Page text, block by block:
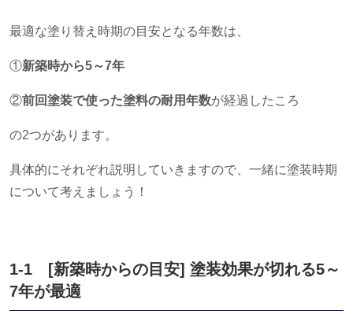
最適な塗り替え時期の目安となる年数は、
①新築時から5～7年
②前回塗装で使った塗料の耐用年数が経過したころ
の2つがあります。
具体的にそれぞれ説明していきますので、一緒に塗装時期
について考えましょう！
1-1 [新築時からの目安] 塗装効果が切れる5～
7年が最適